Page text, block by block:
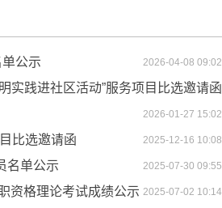
公示 2026-04-08 09:02
实践进社区活动”服务项目比选邀请函
2026-01-27 15:02
比选邀请函 2025-12-16 10:08
名单公示 2025-07-30 09:55
资格理论考试成绩公示 2025-07-02 10:14